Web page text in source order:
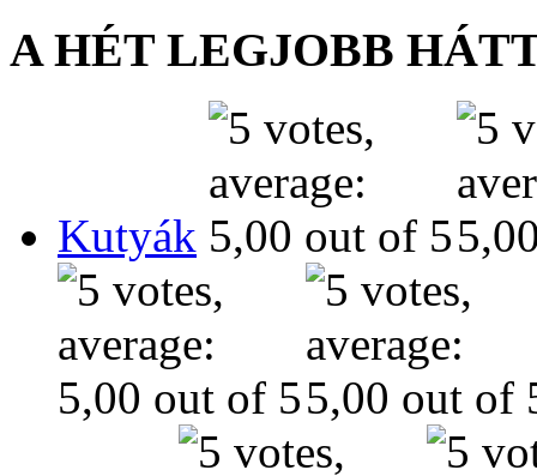
A HÉT LEGJOBB
Kutyák